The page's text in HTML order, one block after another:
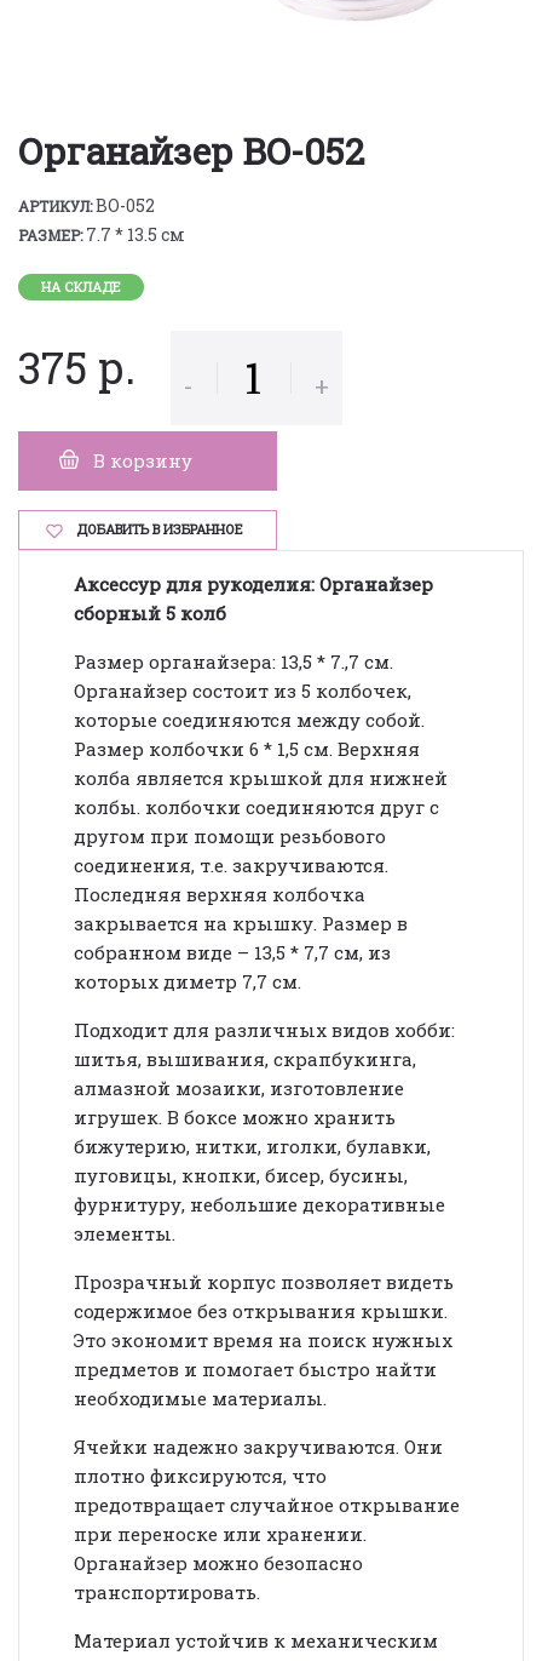
Органайзер BO-052
АРТИКУЛ:BO-052
РАЗМЕР:7.7 * 13.5 см
НА СКЛАДЕ
375 р. - +
В корзину
ДОБАВИТЬ В ИЗБРАННОЕ
Аксессур для рукоделия: Органайзер
сборный 5 колб
Размер органайзера: 13,5 * 7.,7 см.
Органайзер состоит из 5 колбочек,
которые соединяются между собой.
Размер колбочки 6 * 1,5 см. Верхняя
колба является крышкой для нижней
колбы. колбочки соединяются друг с
другом при помощи резьбового
соединения, т.е. закручиваются.
Последняя верхняя колбочка
закрывается на крышку. Размер в
собранном виде – 13,5 * 7,7 см, из
которых диметр 7,7 см.
Подходит для различных видов хобби:
шитья, вышивания, скрапбукинга,
алмазной мозаики, изготовление
игрушек. В боксе можно хранить
бижутерию, нитки, иголки, булавки,
пуговицы, кнопки, бисер, бусины,
фурнитуру, небольшие декоративные
элементы.
Прозрачный корпус позволяет видеть
содержимое без открывания крышки.
Это экономит время на поиск нужных
предметов и помогает быстро найти
необходимые материалы.
Ячейки надежно закручиваются. Они
плотно фиксируются, что
предотвращает случайное открывание
при переноске или хранении.
Органайзер можно безопасно
транспортировать.
Материал устойчив к механическим